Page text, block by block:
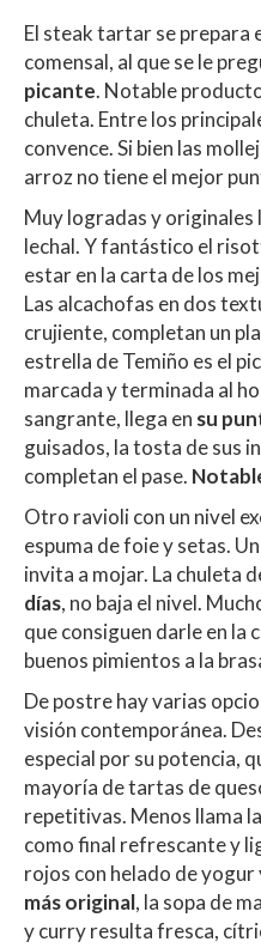
El steak tartar se prepara
comensal, al que se le
picante. Notable
chuleta. Entre los
convence. Si bien las
arroz no tiene el mejor
Muy logradas y originales
lechal. Y fantástico el
estar en la carta de los
Las alcachofas en dos
crujiente, completan un
estrella de Temiño es el
marcada y terminada al
sangrante, llega en su
guisados, la tosta de sus
completan el pase.
Otro ravioli con un nivel
espuma de foie y setas.
invita a mojar. La chuleta
días, no baja el nivel.
que consiguen darle en la
buenos pimientos a la
De postre hay varias
visión contemporánea.
especial por su potencia,
mayoría de tartas de
repetitivas. Menos llama
como final refrescante y
rojos con helado de yogur
más original, la sopa de
y curry resulta fresca,